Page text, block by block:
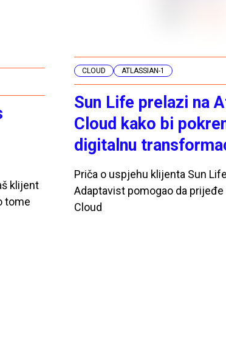
klijent
tome
CLOUD ATLASSIAN-1
Sun Life prelazi na
Cloud kako bi
digitalnu
Priča o uspjehu klijenta Sun
Adaptavist pomogao da prijeđe
Cloud